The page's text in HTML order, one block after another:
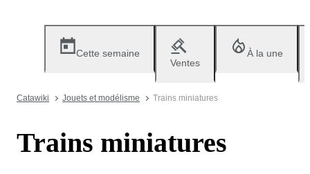
Cette semaine
Ventes
À la une
Catawiki Jouets et modélisme Trains miniatures
Trains miniatures